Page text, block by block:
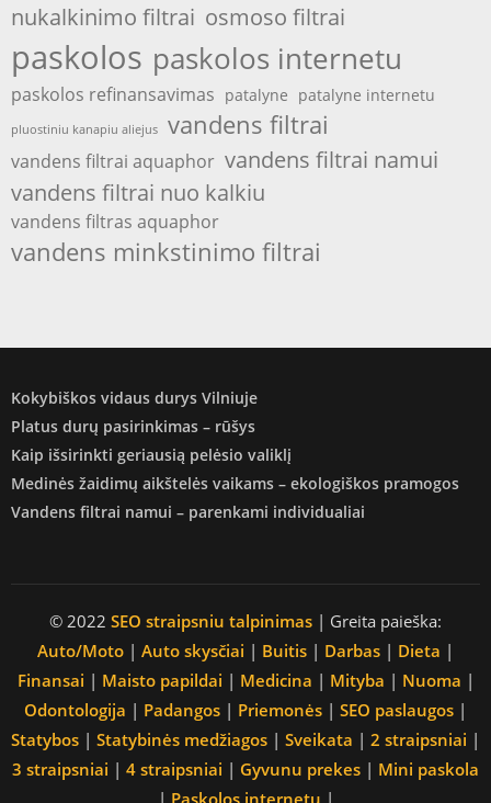
nukalkinimo filtrai osmoso filtrai
paskolos paskolos internetu
paskolos refinansavimas patalyne patalyne internetu
pluostiniu kanapiu aliejus vandens filtrai
vandens filtrai aquaphor vandens filtrai namui
vandens filtrai nuo kalkiu
vandens filtras aquaphor
vandens minkstinimo filtrai
Kokybiškos vidaus durys Vilniuje
Platus durų pasirinkimas – rūšys
Kaip išsirinkti geriausią pelėsio valiklį
Medinės žaidimų aikštelės vaikams – ekologiškos pramogos
Vandens filtrai namui – parenkami individualiai
© 2022 SEO straipsniu talpinimas | Greita paieška:
Auto/Moto | Auto skysčiai | Buitis | Darbas | Dieta |
Finansai | Maisto papildai | Medicina | Mityba | Nuoma |
Odontologija | Padangos | Priemonės | SEO paslaugos |
Statybos | Statybinės medžiagos | Sveikata | 2 straipsniai |
3 straipsniai | 4 straipsniai | Gyvunu prekes | Mini paskola
| Paskolos internetu |